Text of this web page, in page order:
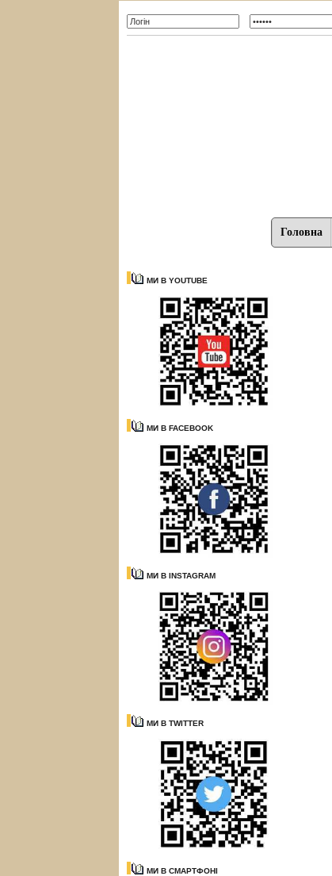
Головна
МИ В YOUTUBE
МИ В FACEBOOK
МИ В INSTAGRAM
МИ В TWITTER
МИ В СМАРТФОНІ